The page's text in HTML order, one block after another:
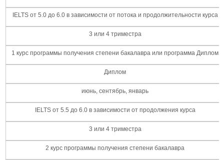
IELTS от 5.0 до 6.0 в зависимости от потока и продолжительности курса
3 или 4 триместра
1 курс программы получения степени бакалавра или программа Диплом
Диплом
июнь, сентябрь, январь
IELTS от 5.5 до 6.0 в зависимости от продолжения курса
3 или 4 триместра
2 курс программы получения степени бакалавра